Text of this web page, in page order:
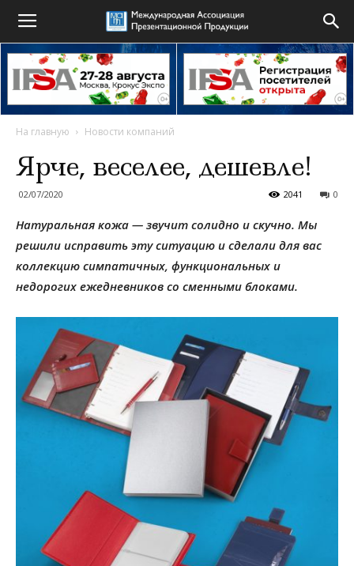
На главную Новости компаний
Ярче, веселее, дешевле!
02/07/2020 0
2041
Натуральная кожа — звучит солидно и скучно. Мы
решили исправить эту ситуацию и сделали для вас
коллекцию симпатичных, функциональных и
недорогих ежедневников со сменными блоками.